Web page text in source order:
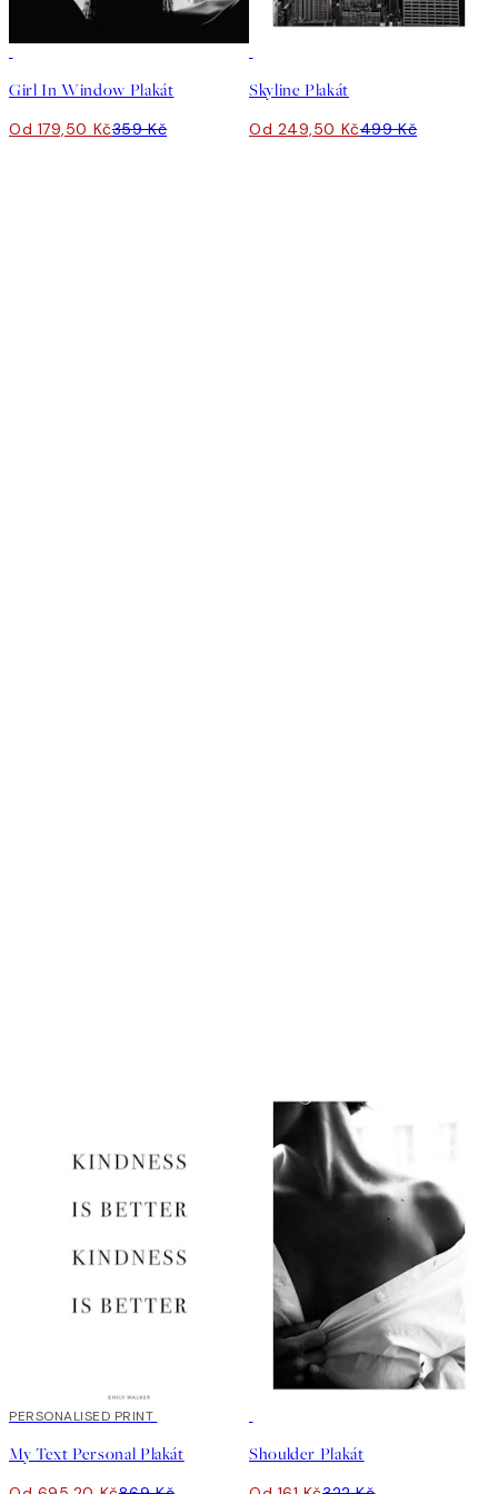
Girl In Window Plakát
Od 179,50 Kč359 Kč
Skyline Plakát
Od 249,50 Kč499 Kč
20%*
PERSONALISED PRINT
My Text Personal Plakát Shoulder Plakát